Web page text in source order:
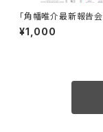
「角幡唯介最新報告会
聴権
¥1,000